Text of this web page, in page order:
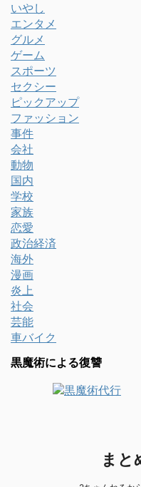
いやし
エンタメ
グルメ
ゲーム
スポーツ
セクシー
ピックアップ
ファッション
事件
会社
動物
国内
学校
家族
恋愛
政治経済
海外
漫画
炎上
社会
芸能
車バイク
黒魔術による復讐
まと